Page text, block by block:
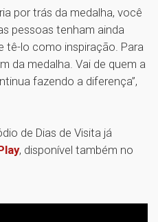
por trás da medalha, você
pessoas tenham ainda
tê-lo como inspiração. Para
da medalha. Vai de quem a
fazendo a diferença”,
de Dias de Visita já
, disponível também no